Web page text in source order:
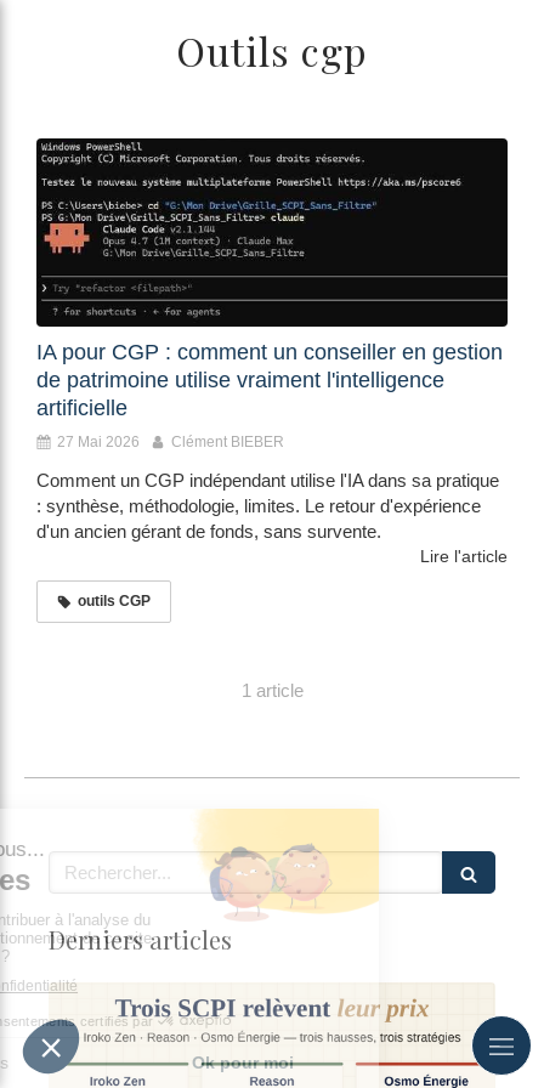
Outils cgp
IA pour CGP : comment un conseiller en gestion
de patrimoine utilise vraiment l'intelligence
artificielle
27 Mai 2026 Clément BIEBER
Comment un CGP indépendant utilise l'IA dans sa pratique
: synthèse, méthodologie, limites. Le retour d'expérience
d'un ancien gérant de fonds, sans survente.
Lire l'article
outils CGP
1 article
Rechercher
Derniers articles